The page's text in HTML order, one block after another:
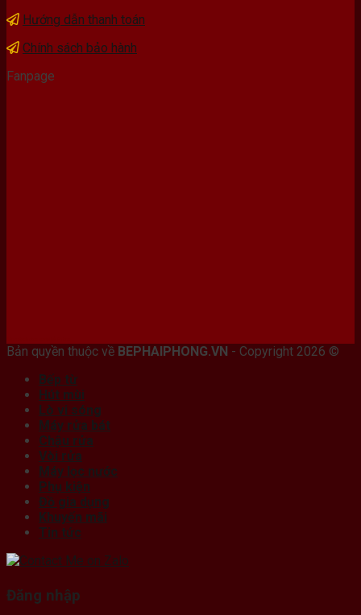
Hướng dẫn thanh toán
Chính sách bảo hành
Fanpage
Bản quyền thuộc về BEPHAIPHONG.VN - Copyright 2026 ©
Bếp từ
Hút mùi
Lò vi sóng
Máy rửa bát
Chậu rửa
Vòi rửa
Máy lọc nước
Phụ kiện
Đồ gia dụng
Khuyến mãi
Tin tức
Đăng nhập